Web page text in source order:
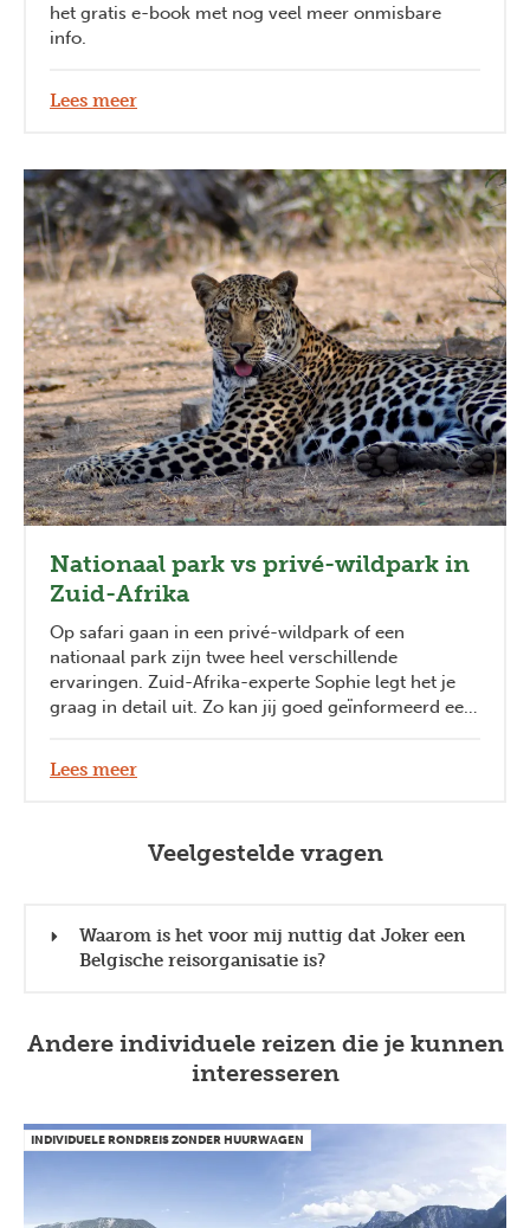
het gratis e-book met nog veel meer onmisbare
info.
Lees meer
Nationaal park vs privé-wildpark in
Zuid-Afrika
Op safari gaan in een privé-wildpark of een
nationaal park zijn twee heel verschillende
ervaringen. Zuid-Afrika-experte Sophie legt het je
graag in detail uit. Zo kan jij goed geïnformeerd een
Lees meer
Veelgestelde vragen
Waarom is het voor mij nuttig dat Joker een
Belgische reisorganisatie is?
Andere individuele reizen die je kunnen
interesseren
INDIVIDUELE RONDREIS ZONDER HUURWAGEN